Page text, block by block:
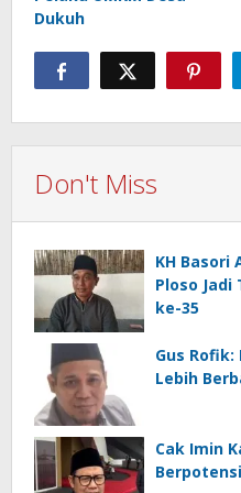
Dukuh
Don't Miss
KH Basori
Ploso
ke-35
Gus
Lebih
Cak Imin